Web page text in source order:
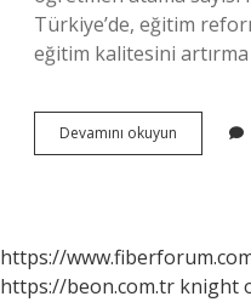
Türkiye’de, eğitim
eğitim kalitesini artırma
Devamını okuyun Öğretmen
Atamaları
https://
https://beon.com.tr knight